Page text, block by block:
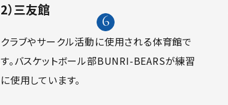
2）三友館
クラブやサークル活動に使用される体育館で
す。バスケットボール部BUNRI-BEARSが練習
に使用しています。